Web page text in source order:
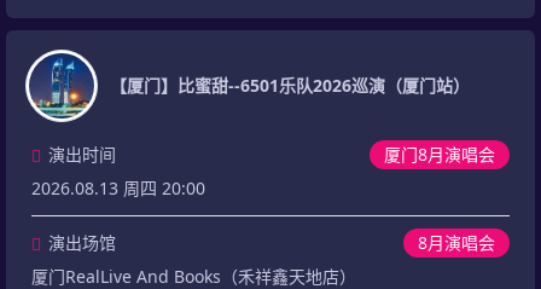
【厦门】比蜜甜--6501乐队2026巡演（厦门站）
厦门8月演唱会
演出时间
2026.08.13 周四 20:00
8月演唱会
演出场馆
厦门RealLive And Books（禾祥鑫天地店）